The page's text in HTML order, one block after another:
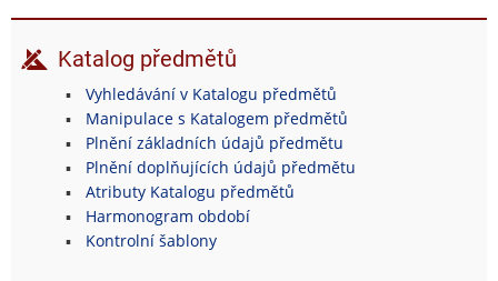
Katalog předmětů
Vyhledávání v Katalogu předmětů
Manipulace s Katalogem předmětů
Plnění základních údajů předmětu
Plnění doplňujících údajů předmětu
Atributy Katalogu předmětů
Harmonogram období
Kontrolní šablony